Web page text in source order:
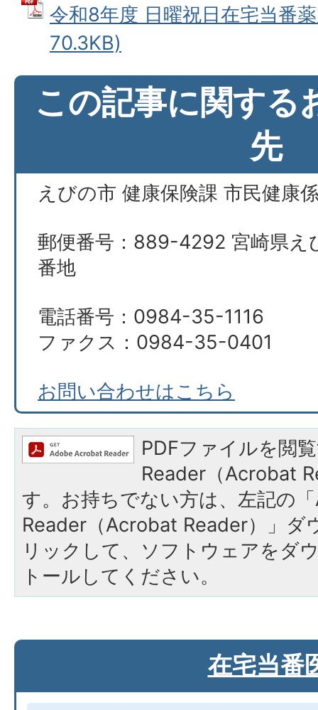
令和8年度 日曜祝日在宅当番
70.3KB)
この記事に関する
先
えびの市 健康保険課 市民健康
郵便番号：889-4292 宮崎県え
番地
電話番号：0984-35-1116
ファクス：0984-35-0401
お問い合わせはこちら
PDFファイルを閲
Reader（Acrobat
す。お持ちでない方は、左記の
Reader（Acrobat Reader）」ダ
リックして、ソフトウェアをダ
トールしてください。
在宅当番